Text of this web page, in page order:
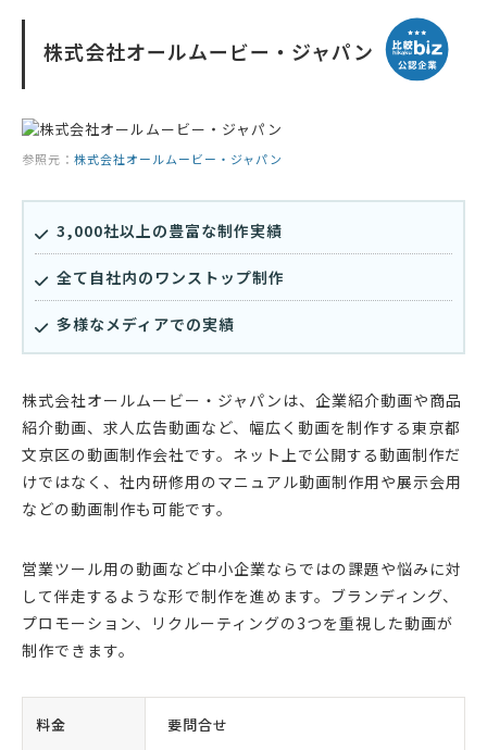
株式会社オールムービー・ジャパン
参照元： 株式会社オールムービー・ジャパン
3,000社以上の豊富な制作実績
全て自社内のワンストップ制作
多様なメディアでの実績
株式会社オールムービー・ジャパンは、企業紹介動画や商品
紹介動画、求人広告動画など、幅広く動画を制作する東京都
文京区の動画制作会社です。ネット上で公開する動画制作だ
けではなく、社内研修用のマニュアル動画制作用や展示会用
などの動画制作も可能です。
営業ツール用の動画など中小企業ならではの課題や悩みに対
して伴走するような形で制作を進めます。ブランディング、
プロモーション、リクルーティングの3つを重視した動画が
制作できます。
料金 要問合せ